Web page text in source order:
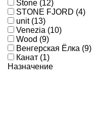
Stone (12)
STONE FJORD (4)
unit (13)
Venezia (10)
Wood (9)
Венгерская Ёлка (9)
Канат (1)
Назначение